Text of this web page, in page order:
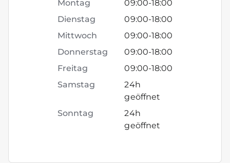
Montag 09:00-18:00
Dienstag
09:00-18:00
Mittwoch
09:00-18:00
Donnerstag
09:00-18:00
Freitag
09:00-18:00
Samstag
24h
geöffnet
Sonntag
24h
geöffnet